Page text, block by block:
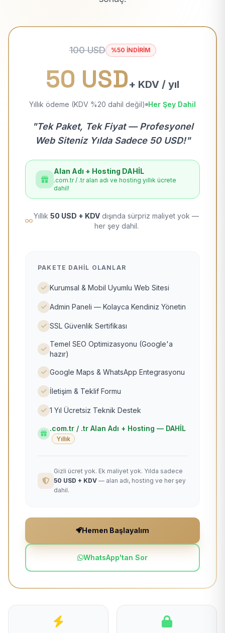
100 USD %50 İNDİRİM
50 USD+ KDV / yıl
Yıllık ödeme (KDV %20 dahil değil) Her Şey Dahil
"Tek Paket, Tek Fiyat — Profesyonel
Web Siteniz Yılda Sadece 50 USD!"
Alan Adı + Hosting DAHİL
.com.tr / .tr alan adı ve hosting yıllık ücrete
dahil!
Yıllık 50 USD + KDV dışında sürpriz maliyet yok —
her şey dahil.
PAKETE DAHIL OLANLAR
Kurumsal & Mobil Uyumlu Web Sitesi
Admin Paneli — Kolayca Kendiniz Yönetin
SSL Güvenlik Sertifikası
Temel SEO Optimizasyonu (Google'a
hazır)
Google Maps & WhatsApp Entegrasyonu
İletişim & Teklif Formu
1 Yıl Ücretsiz Teknik Destek
.com.tr / .tr Alan Adı + Hosting — DAHİL
Yıllık
Gizli ücret yok. Ek maliyet yok. Yılda sadece
50 USD + KDV — alan adı, hosting ve her şey
dahil.
Hemen Başlayalım
WhatsApp'tan Sor